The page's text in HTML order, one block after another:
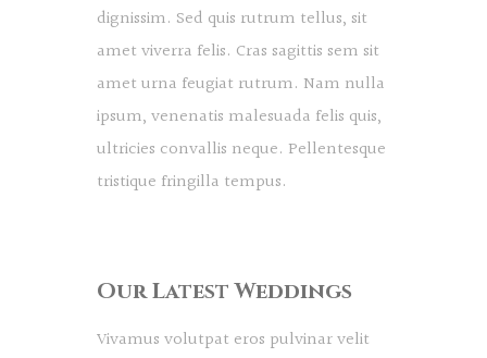
dignissim. Sed quis rutrum tellus, sit
amet viverra felis. Cras sagittis sem sit
amet urna feugiat rutrum. Nam nulla
ipsum, venenatis malesuada felis quis,
ultricies convallis neque. Pellentesque
tristique fringilla tempus.
Our Latest Weddings
Vivamus volutpat eros pulvinar velit